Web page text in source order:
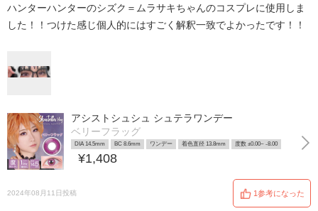
ハンターハンターのシズク＝ムラサキちゃんのコスプレに使用しま
した！！つけた感じ個人的にはすごく解釈一致でよかったです！！
アシストシュシュ シュテラワンデー
ベリーフラッグ
DIA 14.5mm BC 8.6mm ワンデー 着色直径 13.8mm 度数 ±0.00~ -8.00
¥1,408
2024年08月11日投稿 1参考になった